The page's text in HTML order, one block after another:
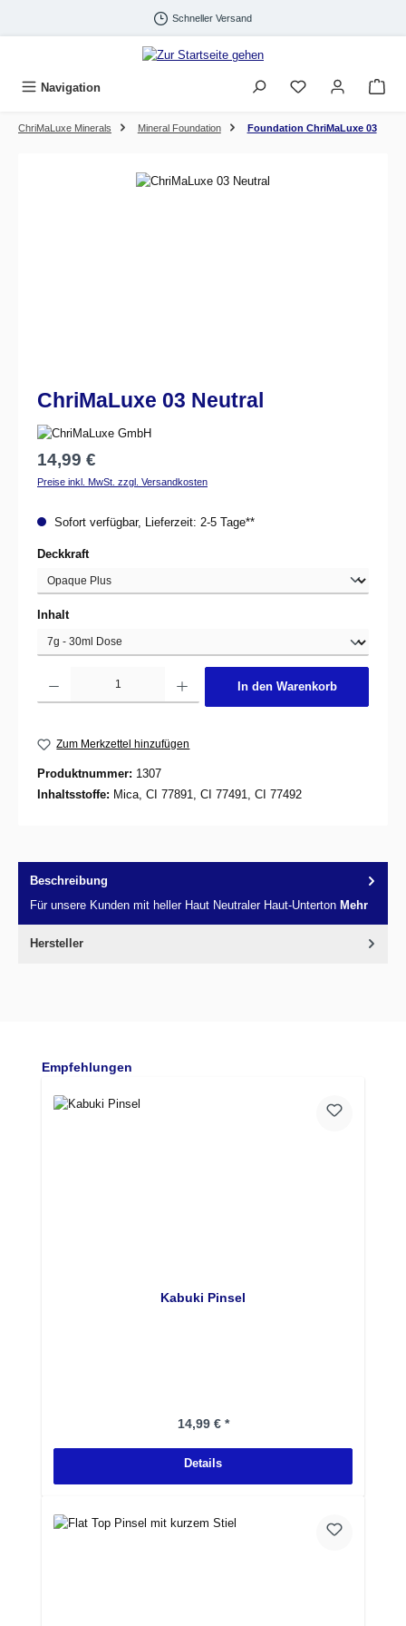
Schneller Versand
Navigation
ChriMaLuxe Minerals Mineral Foundation Foundation ChriMaLuxe 03
Bildergalerie überspringen
ChriMaLuxe 03 Neutral
Regulärer Preis:
14,99 €
Preise inkl. MwSt. zzgl. Versandkosten
Sofort verfügbar, Lieferzeit: 2-5 Tage**
Deckkraftauswählen
Inhaltauswählen
In den Warenkorb
Zum Merkzettel hinzufügen
Produktnummer: 1307
Inhaltsstoffe: Mica, CI 77891, CI 77491, CI 77492
Beschreibung
Für unsere Kunden mit heller Haut Neutraler Haut-Unterton Mehr
Hersteller
Produktgalerie überspringen
Empfehlungen
Kabuki Pinsel
Regulärer Preis:
14,99 € *
Details